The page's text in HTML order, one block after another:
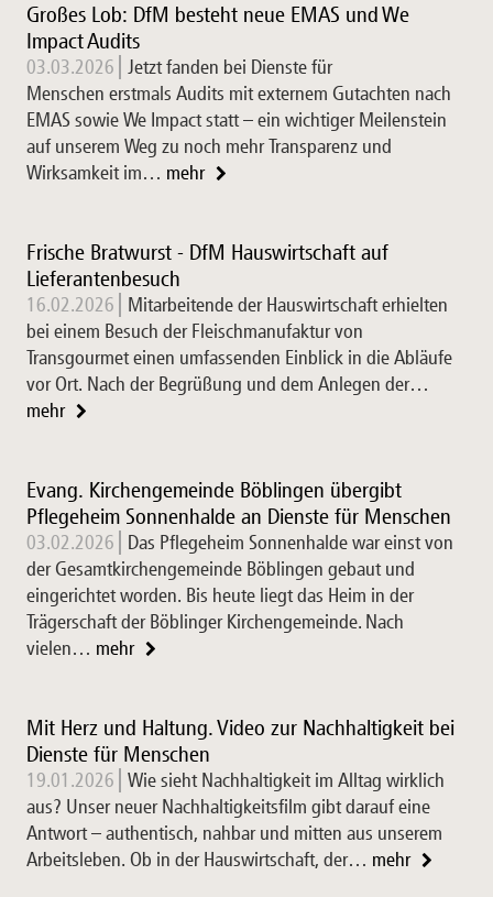
Großes Lob: DfM besteht neue EMAS und We
Impact Audits
03.03.2026 Jetzt fanden bei Dienste für
Menschen erstmals Audits mit externem Gutachten nach
EMAS sowie We Impact statt – ein wichtiger Meilenstein
auf unserem Weg zu noch mehr Transparenz und
Wirksamkeit im… mehr
Frische Bratwurst - DfM Hauswirtschaft auf
Lieferantenbesuch
16.02.2026
Mitarbeitende der Hauswirtschaft erhielten
bei einem Besuch der Fleischmanufaktur von
Transgourmet einen umfassenden Einblick in die Abläufe
vor Ort. Nach der Begrüßung und dem Anlegen der…
mehr
Evang. Kirchengemeinde Böblingen übergibt
Pflegeheim Sonnenhalde an Dienste für Menschen
03.02.2026
Das Pflegeheim Sonnenhalde war einst von
der Gesamtkirchengemeinde Böblingen gebaut und
eingerichtet worden. Bis heute liegt das Heim in der
Trägerschaft der Böblinger Kirchengemeinde. Nach
vielen… mehr
Mit Herz und Haltung. Video zur Nachhaltigkeit bei
Dienste für Menschen
19.01.2026 Wie sieht Nachhaltigkeit im Alltag wirklich
aus? Unser neuer Nachhaltigkeitsfilm gibt darauf eine
Antwort – authentisch, nahbar und mitten aus unserem
Arbeitsleben. Ob in der Hauswirtschaft, der… mehr